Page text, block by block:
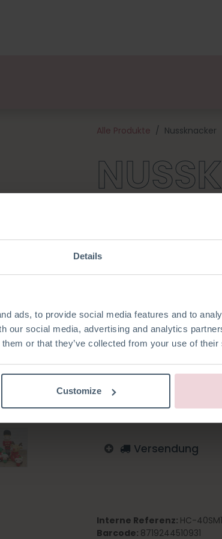
Details
ads, to provide social media features and to
our social media, advertising and analytics
or that they’ve collected from your use of
Customize
Alle Produkte Nussknacker
Dieser Nussknacker ist eine
Nussknacker macht auf
Weihnachtsbaum eine gute
aus 100 % Baumwolle und
brauchst. Der Nussknacker
Häkelnadel gehäkelt.
Auf die Wunschliste
Melden Sie sich an, um
Englisch
Versendung
Interne Referenz: HC-
Barcode: 8719244510931